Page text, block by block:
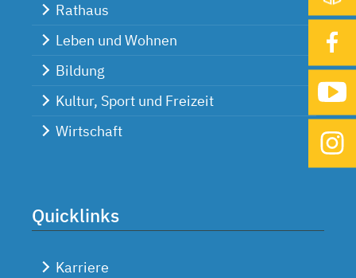
Rathaus
Leben und Wohnen
Bildung
Kultur, Sport und Freizeit
Wirtschaft
Quicklinks
Karriere